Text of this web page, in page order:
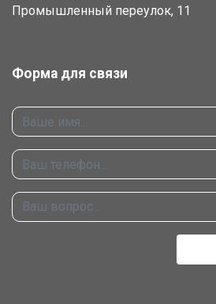
Промышленный переулок, 11
Форма для связи